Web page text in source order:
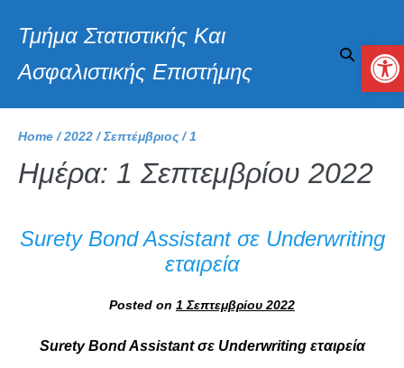
Τμήμα Στατιστικής Και
Ασφαλιστικής Επιστήμης
Home /2022 /Σεπτέμβριος /1
Ημέρα: 1 Σεπτεμβρίου 2022
Surety Bond Assistant σε Underwriting
εταιρεία
Posted on 1 Σεπτεμβρίου 2022
Surety Bond Assistant σε Underwriting εταιρεία